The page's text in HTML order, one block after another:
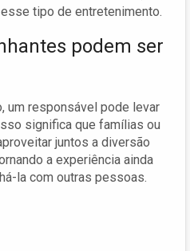
tipo de entretenimento.
podem ser
um responsável pode levar
significa que famílias ou
juntos a diversão
a experiência ainda
la com outras pessoas.